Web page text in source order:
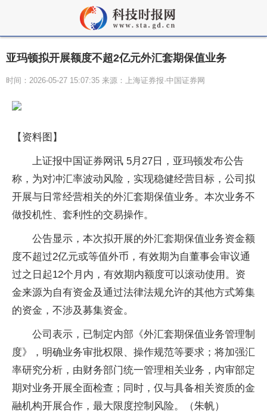
亚玛顿拟开展额度不超2亿元外汇套期保值业务
时间：2026-05-27 15:07:35 来源：上海证券报·中国证券网
【资料图】
上证报中国证券网讯 5月27日，亚玛顿发布公告
称，为对冲汇率波动风险，实现稳健经营目标，公司拟
开展与日常经营相关的外汇套期保值业务。本次业务不
做投机性、套利性的交易操作。
公告显示，本次拟开展的外汇套期保值业务资金额
度不超过2亿元或等值外币，有效期为自董事会审议通
过之日起12个月内，有效期内额度可以滚动使用。资
金来源为自有资金及通过法律法规允许的其他方式筹集
的资金，不涉及募集资金。
公司表示，已制定内部《外汇套期保值业务管理制
度》，明确业务审批权限、操作规范等要求；将加强汇
率研究分析，由财务部门统一管理相关业务，内审部定
期对业务开展全面检查；同时，仅与具备相关资质的金
融机构开展合作，最大限度控制风险。（朱帆）